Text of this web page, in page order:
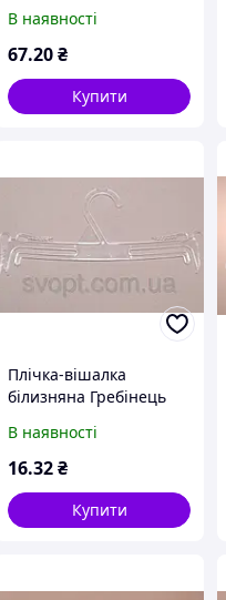
В наявності
67.20₴
Купити
Плічка-вішалка
білизняна Гребінець
В наявності
16.32₴
Купити